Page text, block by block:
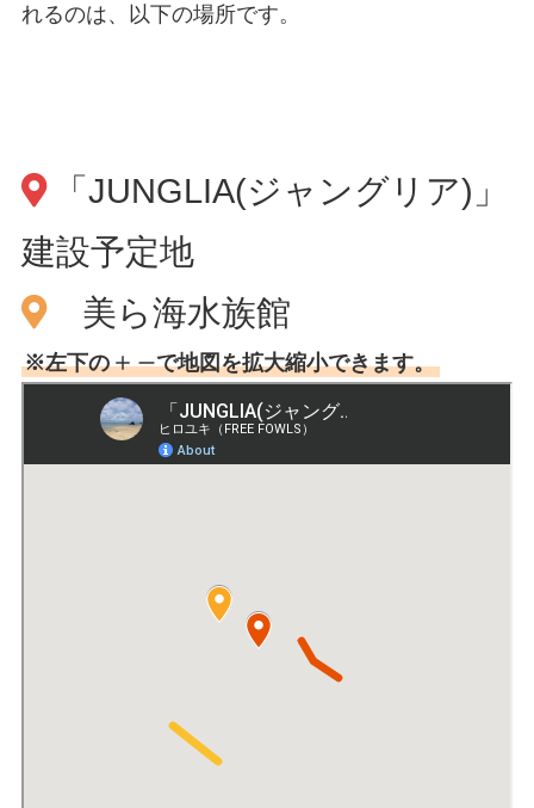
れるのは、以下の場所です。
「JUNGLIA(ジャングリア)」
建設予定地
美ら海水族館
※左下の で地図を拡大縮小できます。